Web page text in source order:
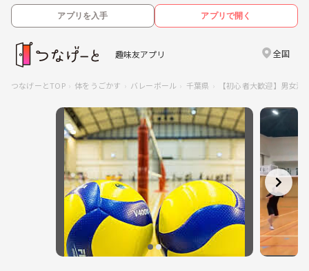
アプリを入手 アプリで開く
趣味友アプリ 全国
つなげーとTOP 体をうごかす バレーボール 千葉県 【初心者大歓迎】男女